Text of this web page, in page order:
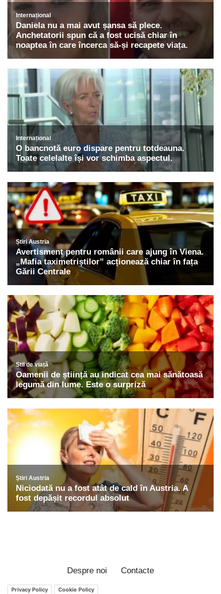
Despre noi Contacte
Privacy Policy Cookie Policy